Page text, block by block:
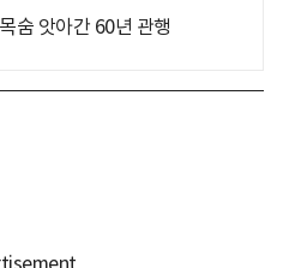
숨 앗아간 60년 관행